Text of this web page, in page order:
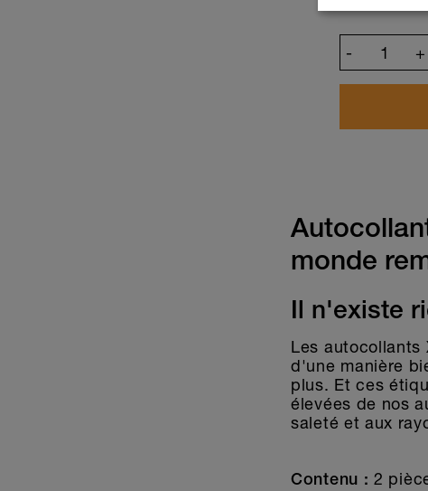
+
-
monde
Il n'existe
Les autocollants
d'une manière
plus. Et ces
élevées de nos
saleté et aux
Contenu : 2